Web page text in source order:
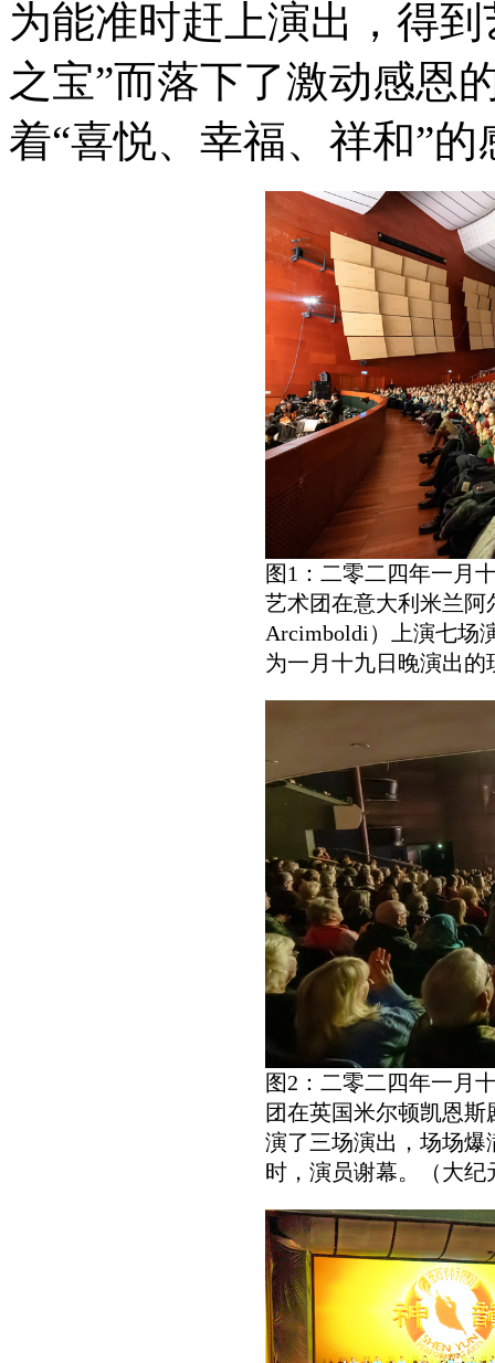
为能准时赶上演出，得
之宝”而落下了激动感恩
着“喜悦、幸福、祥和”的
图1：二零二四年一月
艺术团在意大利米兰阿
Arcimboldi）上演七场
为一月十九日晚演出
图2：二零二四年一月
团在英国米尔顿凯恩斯
演了三场演出，场场
时，演员谢幕。（大纪